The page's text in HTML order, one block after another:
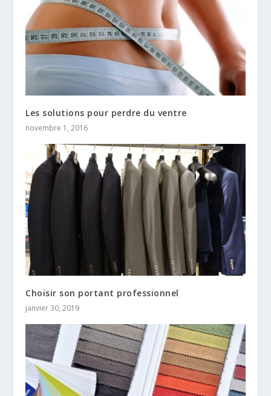
Les solutions pour perdre du ventre
novembre 1, 2016
Choisir son portant professionnel
janvier 30, 2019